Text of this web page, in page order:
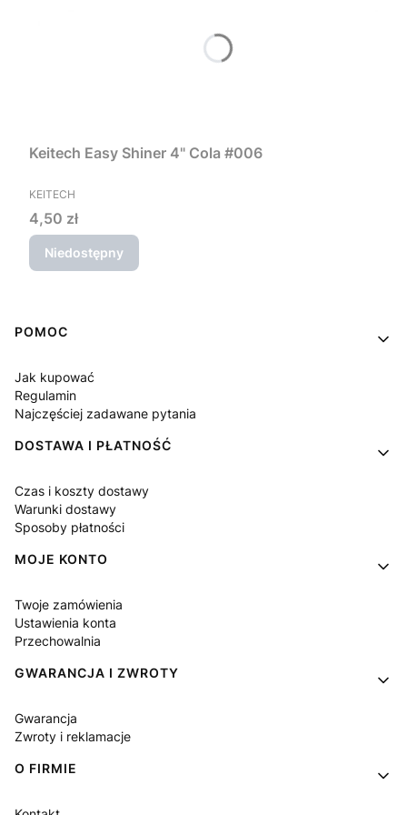
Keitech Easy Shiner 4" Cola #006
PRODUCENT
KEITECH
Cena
4,50 zł
Niedostępny
Linki w stopce
POMOC
Jak kupować
Regulamin
Najczęściej zadawane pytania
DOSTAWA I PŁATNOŚĆ
Czas i koszty dostawy
Warunki dostawy
Sposoby płatności
MOJE KONTO
Twoje zamówienia
Ustawienia konta
Przechowalnia
GWARANCJA I ZWROTY
Gwarancja
Zwroty i reklamacje
O FIRMIE